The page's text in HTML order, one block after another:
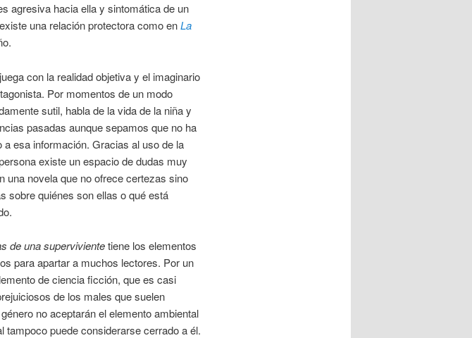
agresiva hacia ella y sintomática de un
una relación protectora como enLa
con la realidad objetiva y el imaginario
Por momentos de un modo
sutil, habla de la vida de la niña y
pasadas aunque sepamos que no ha
a esa información. Gracias al uso de la
existe un espacio de dudas muy
una novela que no ofrece certezas sino
sobre quiénes son ellas o qué está
de una supervivientetiene los elementos
para apartar a muchos lectores. Por un
de ciencia ficción, que es casi
de los males que suelen
no aceptarán el elemento ambiental
puede considerarse cerrado a él.